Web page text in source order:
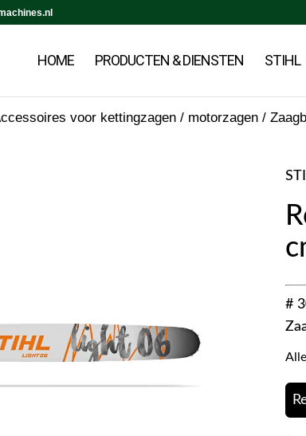
HOME PRODUCTEN & DIENSTEN STIHL
voor kettingzagen / motorzagen /
#